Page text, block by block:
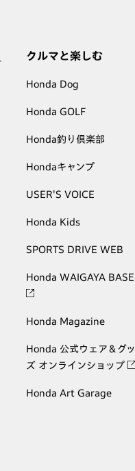
クルマと楽しむ
Honda Dog
Honda GOLF
Honda釣り倶楽部
Hondaキャンプ
USER'S VOICE
Honda Kids
SPORTS DRIVE WEB
Honda WAIGAYA BASE
Honda Magazine
Honda 公式ウェア＆グッ
ズ オンラインショップ
Honda Art Garage